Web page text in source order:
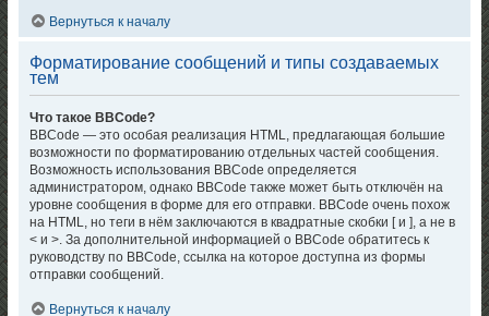
Вернуться к началу
Форматирование сообщений и типы создаваемых
тем
Что такое BBCode?
BBCode — это особая реализация HTML, предлагающая большие
возможности по форматированию отдельных частей сообщения.
Возможность использования BBCode определяется
администратором, однако BBCode также может быть отключён на
уровне сообщения в форме для его отправки. BBCode очень похож
на HTML, но теги в нём заключаются в квадратные скобки [ и ], а не в
< и >. За дополнительной информацией о BBCode обратитесь к
руководству по BBCode, ссылка на которое доступна из формы
отправки сообщений.
Вернуться к началу